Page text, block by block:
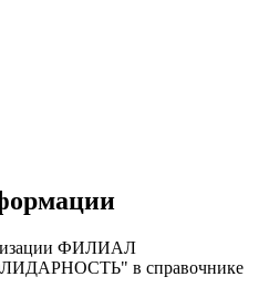
ФИЛИАЛ
в справочнике